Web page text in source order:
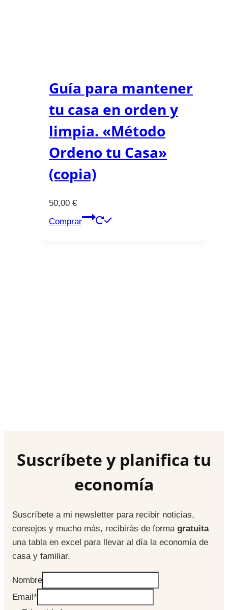
Guía para mantener
tu casa en orden y
limpia. «Método
Ordeno tu Casa»
(copia)
50,00 €
Comprar
Suscríbete y planifica tu
economía
Suscríbete a mi newsletter para recibir noticias,
consejos y mucho más, recibirás de forma gratuita
una tabla en excel para llevar al día la economía de
casa y familiar.
Nombre
Email*